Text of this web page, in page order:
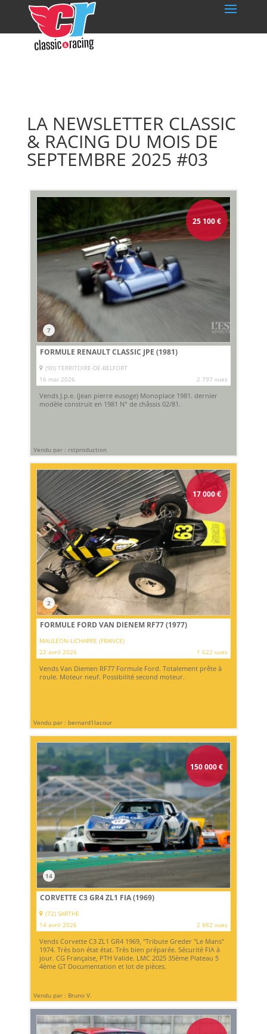
LA NEWSLETTER CLASSIC
& RACING DU MOIS DE
SEPTEMBRE 2025 #03
25 100€
7
FORMULE RENAULT CLASSIC JPE (1981)
(90) TERRITOIRE-DE-BELFORT
16 mai 2026
2 797 vues
Vends J.p.e. (jean pierre eusoge) Monoplace 1981. dernier
modèle construit en 1981 N° de châssis 02/81.
Vendu par : rstproduction
17 000€
2
FORMULE FORD VAN DIENEM RF77 (1977)
MAULEON-LICHARRE (FRANCE)
22 avril 2026
1 622 vues
Vends Van Diemen RF77 Formule Ford. Totalement prête à
roule. Moteur neuf. Possibilité second moteur.
Vendu par : bernard1lacour
150 000€
14
CORVETTE C3 GR4 ZL1 FIA (1969)
(72) SARTHE
14 avril 2026
2 882 vues
Vends Corvette C3 ZL1 GR4 1969, "Tribute Greder "Le Mans"
1974. Très bon état état. Très bien préparée. Sécurité FIA à
jour. CG Française, PTH Valide. LMC 2025 35ème Plateau 5
4ème GT Documentation et lot de pièces.
Vendu par : Bruno V.